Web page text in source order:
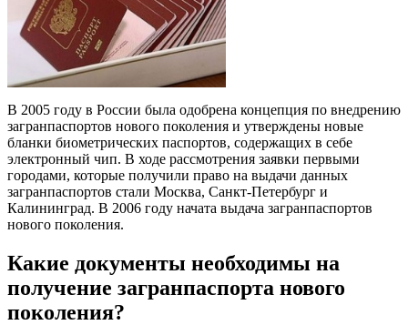
В 2005 году в России была одобрена концепция по внедрению
загранпаспортов нового поколения и утверждены новые
бланки биометрических паспортов, содержащих в себе
электронный чип. В ходе рассмотрения заявки первыми
городами, которые получили право на выдачи данных
загранпаспортов стали Москва, Санкт-Петербург и
Калининград. В 2006 году начата выдача загранпаспортов
нового поколения.
Какие документы необходимы на
получение загранпаспорта нового
поколения?